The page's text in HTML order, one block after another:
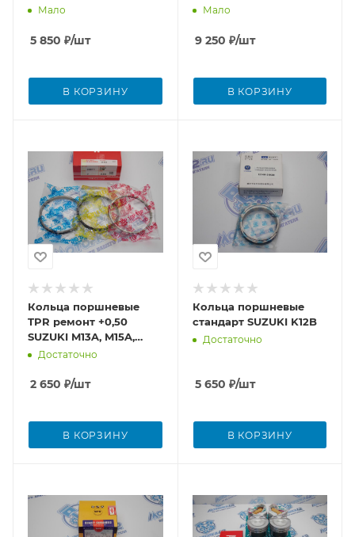
Мало
5 850 ₽/шт
В КОРЗИНУ
Мало
9 250 ₽/шт
В КОРЗИНУ
Кольца поршневые
TPR ремонт +0,50
SUZUKI M13A, M15A,
M16A
Достаточно
2 650 ₽/шт
В КОРЗИНУ
Кольца поршневые
стандарт SUZUKI K12B
Достаточно
5 650 ₽/шт
В КОРЗИНУ